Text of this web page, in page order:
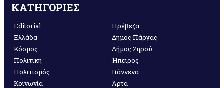
ΚΑΤΗΓΟΡΙΕΣ
Editorial
Ελλάδα
Κόσμος
Πολιτική
Πολιτισμός
Κοινωνία
Πρέβεζα
Δήμος Πάργας
Δήμος Ζηρού
Ήπειρος
Γιάννενα
Άρτα